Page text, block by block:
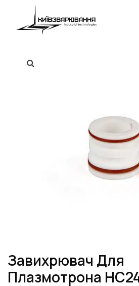
Завихрювач Для
Плазмотрона
Головна
Доставка та оплата
Повернення та обмін